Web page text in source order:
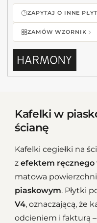
ZAPYTAJ O INNE
ZAMÓW WZORNIK
Kafelki w
ścianę
Kafelki cegiełki na
z efektem ręcznego
matowa
piaskowym. Płytki
V4, oznaczającą, że
odcieniem i fakturą